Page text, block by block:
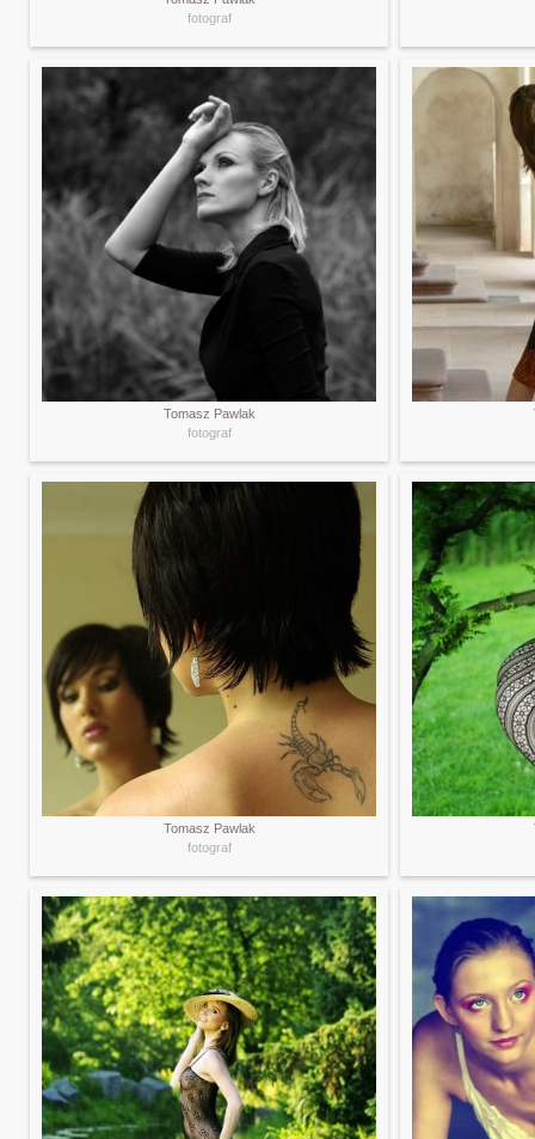
fotograf
Tomasz Pawlak
fotograf
Tomasz Pawlak
fotograf